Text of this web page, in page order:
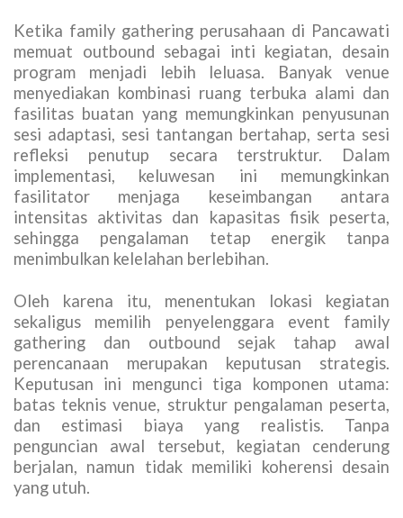
Ketika family gathering perusahaan di Pancawati
memuat outbound sebagai inti kegiatan, desain
program menjadi lebih leluasa. Banyak venue
menyediakan kombinasi ruang terbuka alami dan
fasilitas buatan yang memungkinkan penyusunan
sesi adaptasi, sesi tantangan bertahap, serta sesi
refleksi penutup secara terstruktur. Dalam
implementasi, keluwesan ini memungkinkan
fasilitator menjaga keseimbangan antara
intensitas aktivitas dan kapasitas fisik peserta,
sehingga pengalaman tetap energik tanpa
menimbulkan kelelahan berlebihan.
Oleh karena itu, menentukan lokasi kegiatan
sekaligus memilih penyelenggara event family
gathering dan outbound sejak tahap awal
perencanaan merupakan keputusan strategis.
Keputusan ini mengunci tiga komponen utama:
batas teknis venue, struktur pengalaman peserta,
dan estimasi biaya yang realistis. Tanpa
penguncian awal tersebut, kegiatan cenderung
berjalan, namun tidak memiliki koherensi desain
yang utuh.